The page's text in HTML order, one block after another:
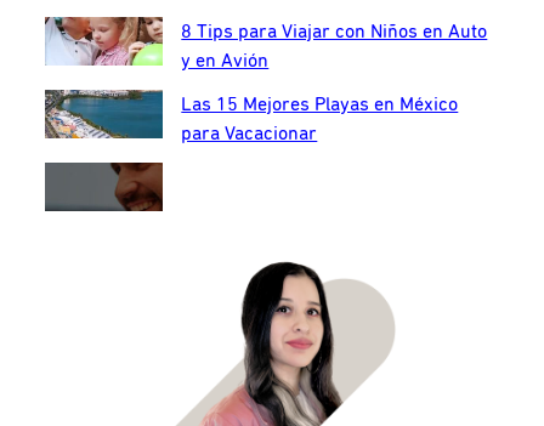
8 Tips para Viajar con Niños en Auto
y en Avión
Las 15 Mejores Playas en México
para Vacacionar